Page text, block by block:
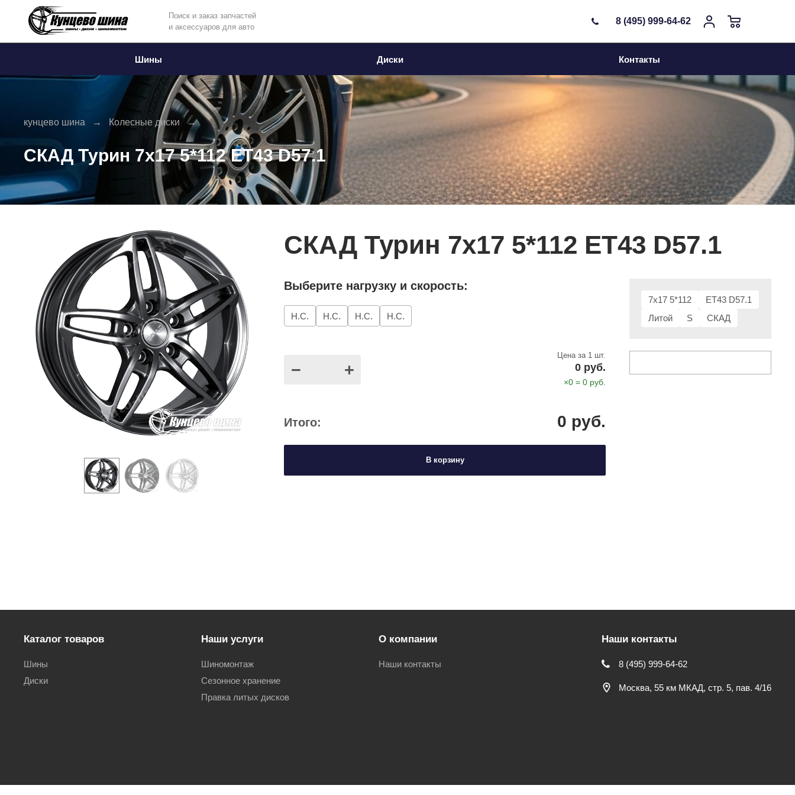
Поиск и заказ запчастей
и аксессуаров для авто
8 (495) 999-64-62
Шины Диски Контакты
кунцево шина Колесные диски
СКАД Турин 7x17 5*112 ET43 D57.1
СКАД Турин 7x17 5*112 ET43 D57.1
7x17 5*112
ET43 D57.1
Литой
S СКАД
Выберите нагрузку и скорость:
Н.С. Н.С. Н.С. Н.С.
− +
Цена за 1 шт.
0 руб.
×0 = 0 руб.
Итого: 0 руб.
В корзину
Каталог товаров
Шины
Диски
Наши услуги
Шиномонтаж
Сезонное хранение
Правка литых дисков
О компании
Наши контакты
Наши контакты
8 (495) 999-64-62
Москва, 55 км МКАД, стр. 5, пав. 4/16